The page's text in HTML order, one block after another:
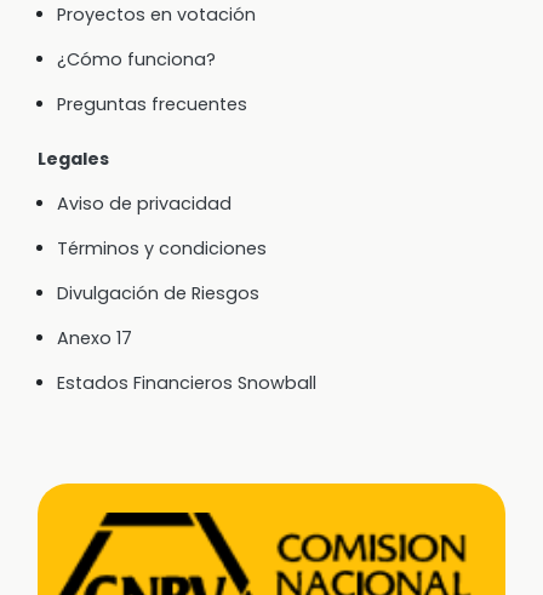
Proyectos en votación
¿Cómo funciona?
Preguntas frecuentes
Legales
Aviso de privacidad
Términos y condiciones
Divulgación de Riesgos
Anexo 17
Estados Financieros Snowball